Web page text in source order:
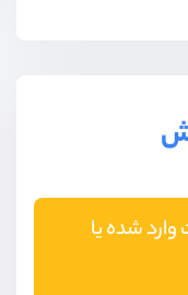
وارد شده یا